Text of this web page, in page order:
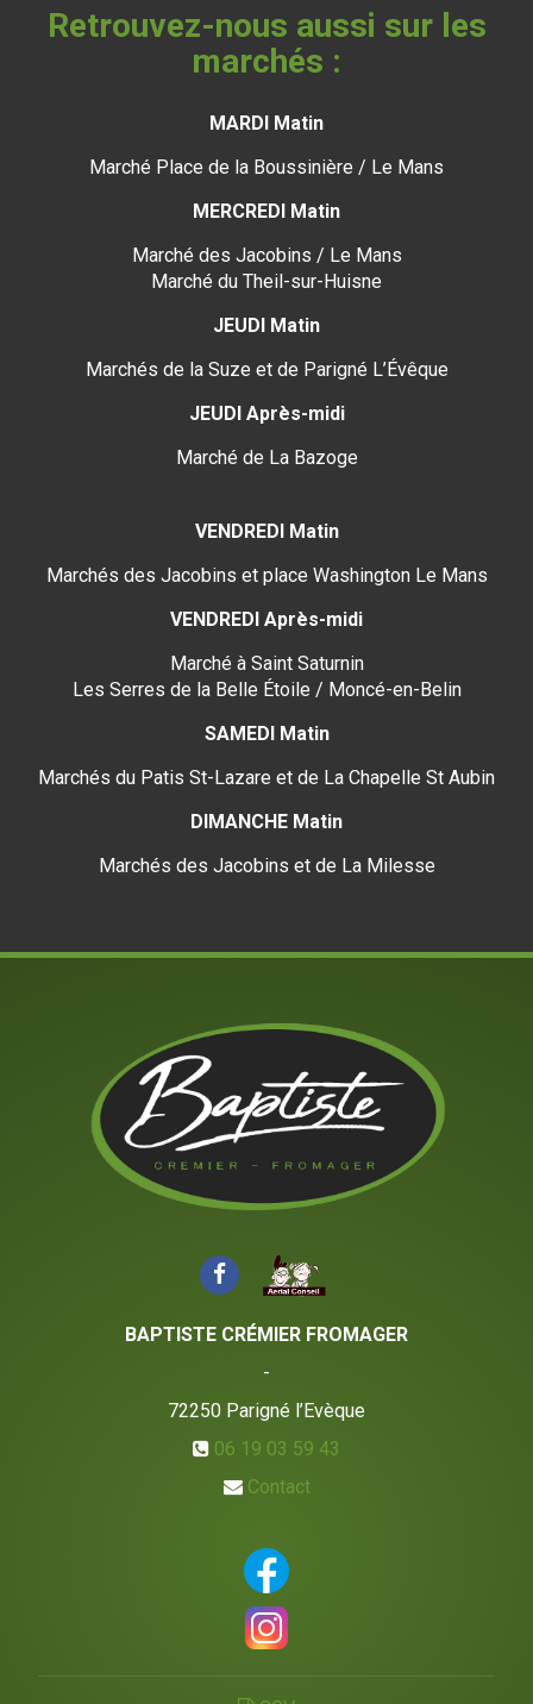
Retrouvez-nous aussi sur les
marchés :
MARDI Matin
Marché Place de la Boussinière / Le Mans
MERCREDI Matin
Marché des Jacobins / Le Mans
Marché du Theil-sur-Huisne
JEUDI Matin
Marchés de la Suze et de Parigné L’Évêque
JEUDI Après-midi
Marché de La Bazoge
VENDREDI Matin
Marchés des Jacobins et place Washington Le Mans
VENDREDI Après-midi
Marché à Saint Saturnin
Les Serres de la Belle Étoile / Moncé-en-Belin
SAMEDI Matin
Marchés du Patis St-Lazare et de La Chapelle St Aubin
DIMANCHE Matin
Marchés des Jacobins et de La Milesse
BAPTISTE CRÉMIER FROMAGER
-
72250 Parigné l’Evèque
06 19 03 59 43
Contact